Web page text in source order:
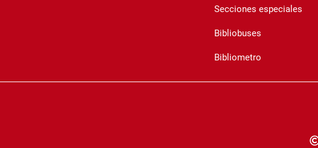
Secciones especiales
Bibliobuses
Bibliometro